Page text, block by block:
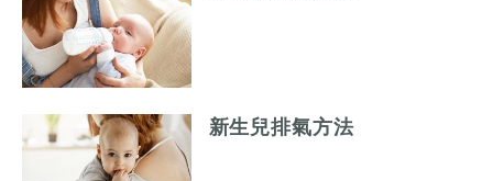
新生兒排氣方法